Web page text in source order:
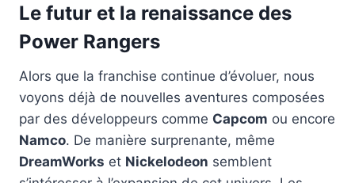
Le futur et la renaissance des
Power Rangers
Alors que la franchise continue d’évoluer, nous
voyons déjà de nouvelles aventures composées
par des développeurs comme Capcom ou encore
Namco. De manière surprenante, même
DreamWorks et Nickelodeon semblent